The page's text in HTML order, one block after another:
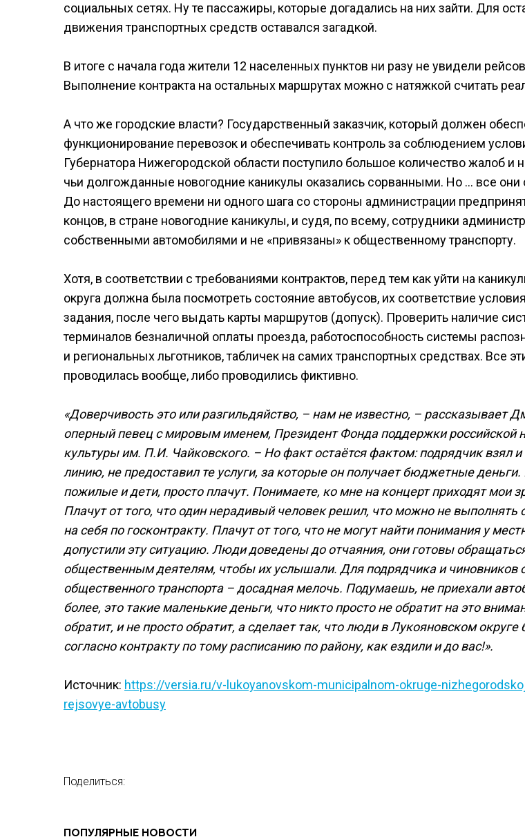
социальных сетях. Ну те пассажиры, которые догадались на них зайти. Для
движения транспортных средств оставался загадкой.
В итоге с начала года жители 12 населенных пунктов ни разу не увидели
Выполнение контракта на остальных маршрутах можно с натяжкой считать
А что же городские власти? Государственный заказчик, который должен
функционирование перевозок и обеспечивать контроль за соблюдением
Губернатора Нижегородской области поступило большое количество жалоб и
чьи долгожданные новогодние каникулы оказались сорванными. Но … все они
До настоящего времени ни одного шага со стороны администрации
концов, в стране новогодние каникулы, и судя, по всему, сотрудники
собственными автомобилями и не «привязаны» к общественному транспорту.
Хотя, в соответствии с требованиями контрактов, перед тем как уйти на
округа должна была посмотреть состояние автобусов, их соответствие
задания, после чего выдать карты маршрутов (допуск). Проверить наличие
терминалов безналичной оплаты проезда, работоспособность системы
и региональных льготников, табличек на самих транспортных средствах. Все
проводилась вообще, либо проводились фиктивно.
«Доверчивость это или разгильдяйство, – нам не известно, – рассказывает
оперный певец с мировым именем, Президент Фонда поддержки российской
культуры им. П.И. Чайковского. – Но факт остаётся фактом: подрядчик взял
линию, не предоставил те услуги, за которые он получает бюджетные
пожилые и дети, просто плачут. Понимаете, ко мне на концерт приходят мои
Плачут от того, что один нерадивый человек решил, что можно не выполнять
на себя по госконтракту. Плачут от того, что не могут найти понимания у
допустили эту ситуацию. Люди доведены до отчаяния, они готовы
общественным деятелям, чтобы их услышали. Для подрядчика и чиновников
общественного транспорта – досадная мелочь. Подумаешь, не приехали
более, это такие маленькие деньги, что никто просто не обратит на это
обратит, и не просто обратит, а сделает так, что люди в Лукояновском округе
согласно контракту по тому расписанию по району, как ездили и до вас!».
Источник: https://versia.ru/v-lukoyanovskom-municipalnom-okruge-
rejsovye-avtobusy
Поделиться:
ПОПУЛЯРНЫЕ НОВОСТИ